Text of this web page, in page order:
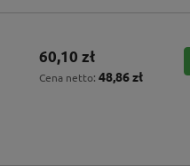
60,10 zł
Cena netto:48,86 zł